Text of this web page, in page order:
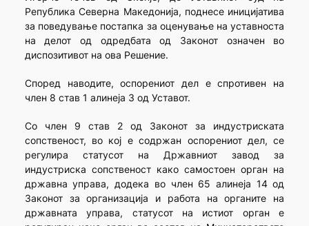
Република Северна Македонија, поднесе иницијатива
за поведување постапка за оценување на уставноста
на делот од одредбата од Законот означен во
диспозитивот на ова Решение.
Според наводите, оспорениот дел е спротивен на
член 8 став 1 алинеја 3 од Уставот.
Со член 9 став 2 од Законот за индустриската
сопственост, во кој е содржан оспорениот дел, се
регулира статусот на Државниот завод за
индустриска сопственост како самостоен орган на
државна управа, додека во член 65 алинеја 14 од
Законот за организација и работа на органите на
државната управа, статусот на истиот орган е